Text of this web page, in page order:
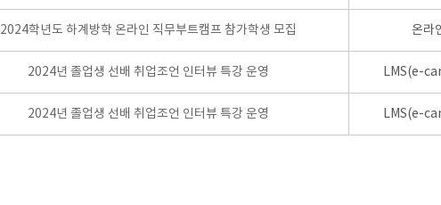
2024학년도 하계방학 온라인 직무부트캠프 참가학생 모집 온라
2024년 졸업생 선배 취업조언 인터뷰 특강 운영 LMS(e-
2024년 졸업생 선배 취업조언 인터뷰 특강 운영 LMS(e-